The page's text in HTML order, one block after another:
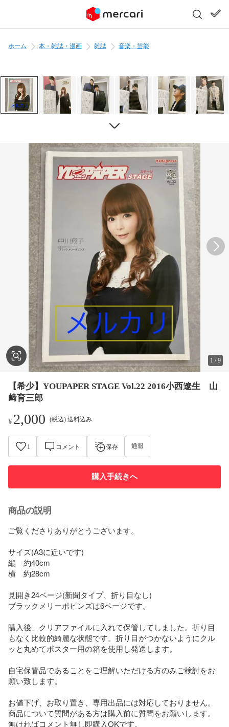
ホーム 本・雑誌・漫画 雑誌 音楽・芸能
1 /9
【希少】YOUPAPER STAGE Vol.22 2016小西遼生 山
﨑育三郎
¥2,000 (税込) 送料込み
1 コメント 保存 通報
購入手続きへ
商品の説明
ご覧くださりありがとうございます。
サイズ(A3に近いです)
縦　約40cm
横　約28cm
見開き24ベージ(新聞タイプ、折り目なし)
ブラックメリーポピンズは6ページです。
購入後、クリアファイルに入れて保管してしました。折り目
もなく比較的綺麗な状態です。折り目がつかないようにクル
ッと丸めてポスター用の箱を使用し発送します。
自宅保管品であることをご理解いただける方のみご検討をお
願い致します。
お値下げ、お取り置き、専用出品には対応しておりません。
商品について質問がある方は購入前に質問をお願いします。
無ければコメント無し即購入OKです。